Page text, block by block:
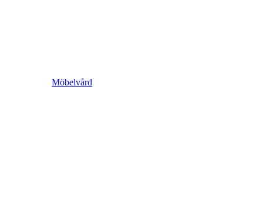
Möbelvård